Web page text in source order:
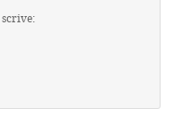
scrive: